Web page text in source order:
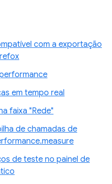
com a exportação
em tempo real
faixa "Rede"
de chamadas de
de teste no painel de